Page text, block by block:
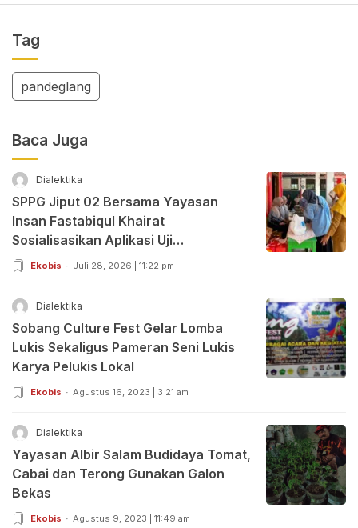
Tag
pandeglang
Baca Juga
Dialektika
SPPG Jiput 02 Bersama Yayasan
Insan Fastabiqul Khairat
Sosialisasikan Aplikasi Uji
Organoleptik
Ekobis Juli 28, 2026 | 11:22 pm
Dialektika
Sobang Culture Fest Gelar Lomba
Lukis Sekaligus Pameran Seni Lukis
Karya Pelukis Lokal
Ekobis Agustus 16, 2023 | 3:21 am
Dialektika
Yayasan Albir Salam Budidaya Tomat,
Cabai dan Terong Gunakan Galon
Bekas
Ekobis Agustus 9, 2023 | 11:49 am